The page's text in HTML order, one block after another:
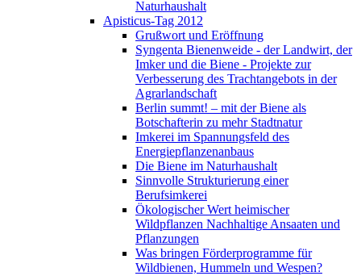
Naturhaushalt
Apisticus-Tag 2012
Grußwort und Eröffnung
Syngenta Bienenweide - der Landwirt, der
Imker und die Biene - Projekte zur
Verbesserung des Trachtangebots in der
Agrarlandschaft
Berlin summt! – mit der Biene als
Botschafterin zu mehr Stadtnatur
Imkerei im Spannungsfeld des
Energiepflanzenanbaus
Die Biene im Naturhaushalt
Sinnvolle Strukturierung einer
Berufsimkerei
Ökologischer Wert heimischer
Wildpflanzen Nachhaltige Ansaaten und
Pflanzungen
Was bringen Förderprogramme für
Wildbienen, Hummeln und Wespen?